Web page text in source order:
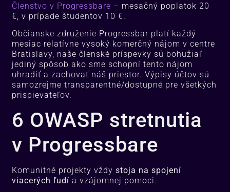
Členstvo v Progressbare – mesačný poplatok 20
€, v prípade študentov 10 €.
Občianske združenie Progressbar platí každý
mesiac relatívne vysoký komerčný nájom v centre
Bratislavy, naše členské príspevky sú bohužiaľ
jediný spôsob ako sme schopní tento nájom
uhradiť a zachovať náš priestor. Výpisy účtov sú
samozrejme transparentné/dostupné pre všetkých
prispievateľov.
6 OWASP stretnutia
v Progressbare
Komunitné projekty vždystoja na spojení
viacerých ľudí a vzájomnej pomoci.